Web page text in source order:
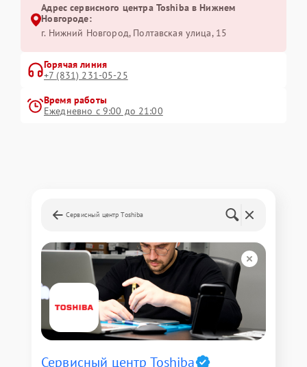
Адрес сервисного центра Toshiba в Нижнем
Новгороде:
г. Нижний Новгород, Полтавская улица, 15
Горячая линия
+7 (831) 231-05-25
Время работы
Ежедневно с 9:00 до 21:00
Сервисный центр Toshiba
Сервисный центр Toshiba